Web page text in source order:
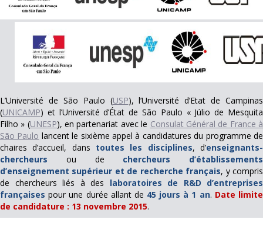
L’Université de São Paulo (USP), l’Université d’Etat de Campinas
(UNICAMP) et l’Université d’État de São Paulo « Júlio de Mesquita
Filho » (UNESP), en partenariat avec le Consulat Général de France à
São Paulo lancent le sixième appel à candidatures du programme de
chaires d’accueil, dans toutes les disciplines, d’enseignants-
chercheurs ou de chercheurs d’établissements
d’enseignement supérieur et de recherche français, y compris
de chercheurs liés à des laboratoires de R&D d’entreprises
françaises pour une durée allant de 45 jours à 1 an. Date limite
de candidature : 13 novembre 2015.